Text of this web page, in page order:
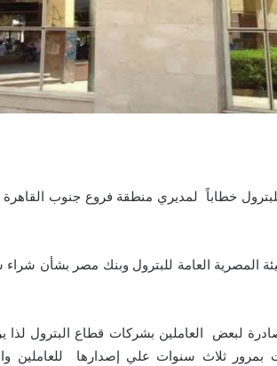
خطاباً لمديري منطقة فروع جنوب
المصرية العامة للبترول وبنك مصر بشأن
لبعض العاملين بشركات قطاع البترول لذا
ثلاث سنوات علي إصدارها للعاملين